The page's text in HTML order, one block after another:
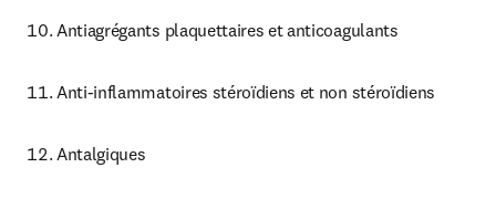
Antiagrégants plaquettaires et anticoagulants
Anti-inflammatoires stéroïdiens et non stéroïdiens
Antalgiques